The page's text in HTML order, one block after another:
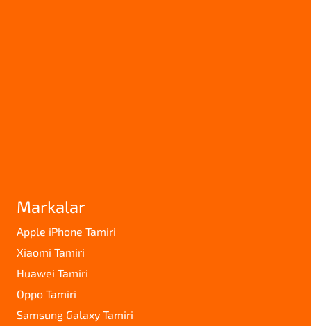
Markalar
Apple iPhone Tamiri
Xiaomi Tamiri
Huawei Tamiri
Oppo Tamiri
Samsung Galaxy Tamiri